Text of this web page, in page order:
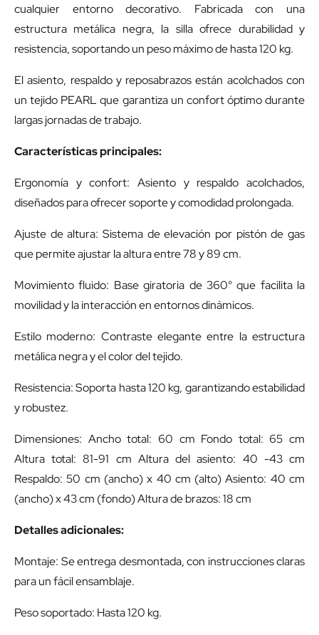
cualquier entorno decorativo. Fabricada con una
estructura metálica negra, la silla ofrece durabilidad y
resistencia, soportando un peso máximo de hasta 120 kg.
El asiento, respaldo y reposabrazos están acolchados con
un tejido PEARL que garantiza un confort óptimo durante
largas jornadas de trabajo.
Características principales:
Ergonomía y confort: Asiento y respaldo acolchados,
diseñados para ofrecer soporte y comodidad prolongada.
Ajuste de altura: Sistema de elevación por pistón de gas
que permite ajustar la altura entre 78 y 89 cm.
Movimiento fluido: Base giratoria de 360° que facilita la
movilidad y la interacción en entornos dinámicos.
Estilo moderno: Contraste elegante entre la estructura
metálica negra y el color del tejido.
Resistencia: Soporta hasta 120 kg, garantizando estabilidad
y robustez.
Dimensiones: Ancho total: 60 cm Fondo total: 65 cm
Altura total: 81-91 cm Altura del asiento: 40 -43 cm
Respaldo: 50 cm (ancho) x 40 cm (alto) Asiento: 40 cm
(ancho) x 43 cm (fondo) Altura de brazos: 18 cm
Detalles adicionales:
Montaje: Se entrega desmontada, con instrucciones claras
para un fácil ensamblaje.
Peso soportado: Hasta 120 kg.